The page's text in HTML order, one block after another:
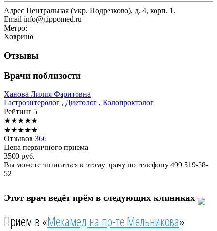
Адрес Центральная (мкр. Подрезково), д. 4, корп. 1.
Email info@gippomed.ru
Метро:
Ховрино
Отзывы
Врачи поблизости
Ханова Лилия Фаритовна
Гастроэнтеролог , Диетолог , Колопроктолог
Рейтинг 5
★★★★★
★★★★★
Отзывов 366
Цена первичного приема
3500 руб.
Вы можете записаться к этому врачу по телефону 499 519-38-
52
Этот врач ведёт прём в следующих клиниках
Приём в «Мекамед на пр-те Мельникова»